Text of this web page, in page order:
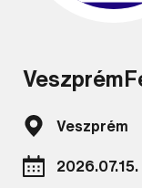
Veszprém